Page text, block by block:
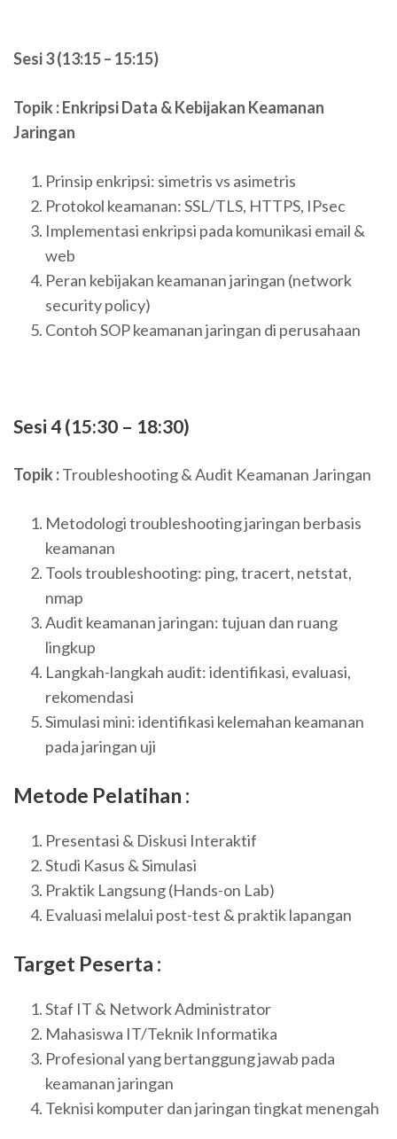
Sesi 3 (13:15 – 15:15)
Topik :Enkripsi Data & Kebijakan Keamanan
Jaringan
Prinsip enkripsi: simetris vs asimetris
Protokol keamanan: SSL/TLS, HTTPS, IPsec
Implementasi enkripsi pada komunikasi email &
web
Peran kebijakan keamanan jaringan (network
security policy)
Contoh SOP keamanan jaringan di perusahaan
Sesi 4 (15:30 – 18:30)
Topik :Troubleshooting & Audit Keamanan Jaringan
Metodologi troubleshooting jaringan berbasis
keamanan
Tools troubleshooting: ping, tracert, netstat,
nmap
Audit keamanan jaringan: tujuan dan ruang
lingkup
Langkah-langkah audit: identifikasi, evaluasi,
rekomendasi
Simulasi mini: identifikasi kelemahan keamanan
pada jaringan uji
Metode Pelatihan :
Presentasi & Diskusi Interaktif
Studi Kasus & Simulasi
Praktik Langsung (Hands-on Lab)
Evaluasi melalui post-test & praktik lapangan
Target Peserta :
Staf IT & Network Administrator
Mahasiswa IT/Teknik Informatika
Profesional yang bertanggung jawab pada
keamanan jaringan
Teknisi komputer dan jaringan tingkat menengah